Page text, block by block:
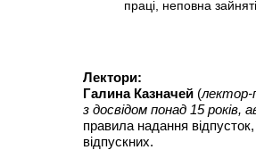
праці, неповна
Лектори:
Галина Казначей(лектор-
з досвідом понад 15
правила надання
відпускних.